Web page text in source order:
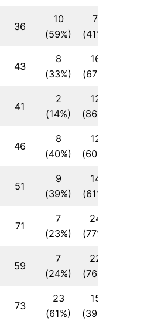
36
10
(59%)
7
(41%)
43
8
(33%)
16
(67%)
41
2
(14%)
12
(86%)
46
8
(40%)
12
(60%)
51
9
(39%)
14
(61%)
71
7
(23%)
24
(77%)
59
7
(24%)
22
(76%)
73
23
(61%)
15
(39%)